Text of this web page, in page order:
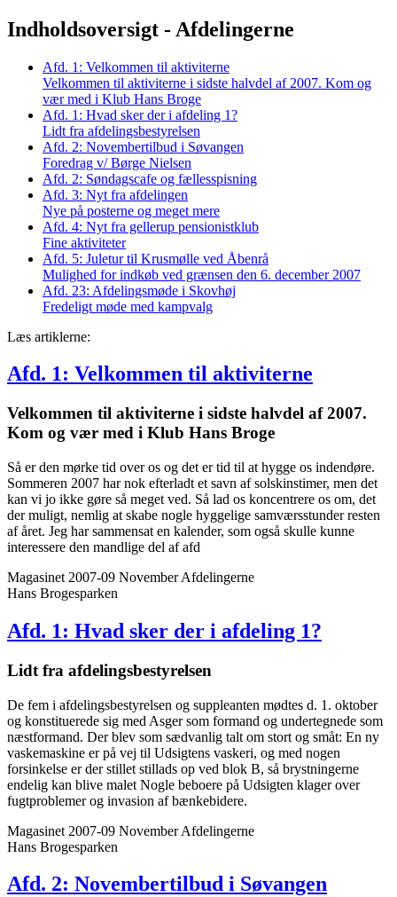
Indholdsoversigt - Afdelingerne
Afd. 1: Velkommen til aktiviterne
Velkommen til aktiviterne i sidste halvdel af 2007. Kom og
vær med i Klub Hans Broge
Afd. 1: Hvad sker der i afdeling 1?
Lidt fra afdelings­bestyrelsen
Afd. 2: Novembertilbud i Søvangen
Foredrag v/ Børge Nielsen
Afd. 2: Søndags­cafe og fællesspisning
Afd. 3: Nyt fra afdelingen
Nye på posterne og meget mere
Afd. 4: Nyt fra gellerup pensionistklub
Fine aktiviteter
Afd. 5: Juletur til Krusmølle ved Åbenrå
Mulighed for indkøb ved grænsen den 6. december 2007
Afd. 23: Afdelings­møde i Skovhøj
Fredeligt møde med kampvalg
Læs artiklerne:
Afd. 1: Velkommen til aktiviterne
Velkommen til aktiviterne i sidste halvdel af 2007.
Kom og vær med i Klub Hans Broge
Så er den mørke tid over os og det er tid til at hygge os indendøre.
Sommeren 2007 har nok efterladt et savn af solskinstimer, men det
kan vi jo ikke gøre så meget ved. Så lad os koncentrere os om, det
der muligt, nemlig at skabe nogle hyggelige samværsstunder resten
af året. Jeg har sammensat en kalender, som også skulle kunne
interessere den mandlige del af afd
Magasinet 2007-09 November Afdelingerne
Hans Brogesparken
Afd. 1: Hvad sker der i afdeling 1?
Lidt fra afdelings­bestyrelsen
De fem i afdelingsbestyrelsen og suppleanten mødtes d. 1. oktober
og konstituerede sig med Asger som formand og undertegnede som
næstformand. Der blev som sædvanlig talt om stort og småt: En ny
vaskemaskine er på vej til Udsigtens vaskeri, og med nogen
forsinkelse er der stillet stillads op ved blok B, så brystningerne
endelig kan blive malet Nogle beboere på Udsigten klager over
fugtproblemer og invasion af bænkebidere.
Magasinet 2007-09 November Afdelingerne
Hans Brogesparken
Afd. 2: Novembertilbud i Søvangen